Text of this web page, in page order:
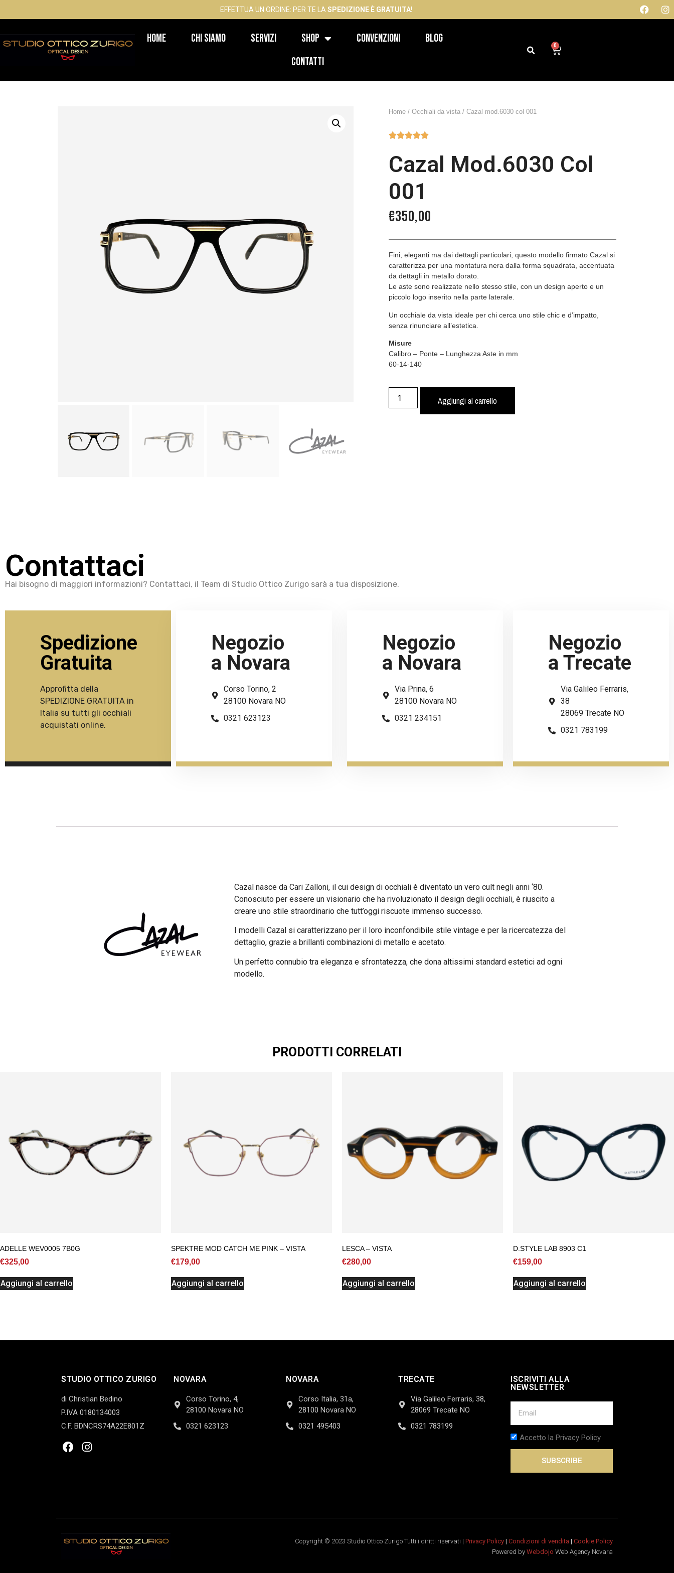
EFFETTUA UN ORDINE: PER TE LASPEDIZIONE È GRATUITA!
Home Chi Siamo Servizi Shop Convenzioni
Blog
Contatti
0
Home/ Occhiali da vista/ Cazal mod.6030 col 001

Cazal Mod.6030 Col
001
€350,00
Fini, eleganti ma dai dettagli particolari, questo modello firmato Cazal si
caratterizza per una montatura nera dalla forma squadrata, accentuata
da dettagli in metallo dorato.
Le aste sono realizzate nello stesso stile, con un design aperto e un
piccolo logo inserito nella parte laterale.
Un occhiale da vista ideale per chi cerca uno stile chic e d’impatto,
senza rinunciare all’estetica.
Misure
Calibro – Ponte – Lunghezza Aste in mm
60-14-140
Aggiungi al carrello
Contattaci
Hai bisogno di maggiori informazioni? Contattaci, il Team di Studio Ottico Zurigo sarà a tua disposizione.
Spedizione
Gratuita
Approfitta della
SPEDIZIONE GRATUITA in
Italia su tutti gli occhiali
acquistati online.
Negozio
a Novara
Corso Torino, 2
28100 Novara NO
0321 623123
Negozio
a Novara
Via Prina, 6
28100 Novara NO
0321 234151
Negozio
a Trecate
Via Galileo Ferraris,
38
28069 Trecate NO
0321 783199
Cazal nasce da Cari Zalloni, il cui design di occhiali è diventato un vero cult negli anni ‘80.
Conosciuto per essere un visionario che ha rivoluzionato il design degli occhiali, è riuscito a
creare uno stile straordinario che tutt’oggi riscuote immenso successo.
I modelli Cazal si caratterizzano per il loro inconfondibile stile vintage e per la ricercatezza del
dettaglio, grazie a brillanti combinazioni di metallo e acetato.
Un perfetto connubio tra eleganza e sfrontatezza, che dona altissimi standard estetici ad ogni
modello.
PRODOTTI CORRELATI
ADELLE WEV0005 7B0G
€325,00
Aggiungi al carrello
SPEKTRE MOD CATCH ME PINK – VISTA
€179,00
Aggiungi al carrello
LESCA – VISTA
€280,00
Aggiungi al carrello
D.STYLE LAB 8903 C1
€159,00
Aggiungi al carrello
STUDIO OTTICO ZURIGO
di Christian Bedino
P.IVA 0180134003
C.F. BDNCRS74A22E801Z
NOVARA
Corso Torino, 4,
28100 Novara NO
0321 623123
NOVARA
Corso Italia, 31a,
28100 Novara NO
0321 495403
TRECATE
Via Galileo Ferraris, 38,
28069 Trecate NO
0321 783199
ISCRIVITI ALLA
NEWSLETTER
Accetto la Privacy Policy
SUBSCRIBE
Copyright © 2023 Studio Ottico Zurigo Tutti i diritti riservati | Privacy Policy| Condizioni di vendita | Cookie Policy
Powered by Webdojo Web Agency Novara